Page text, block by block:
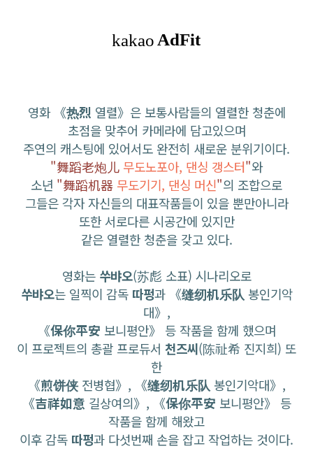
영화 《热烈 열렬》은 보통사람들의 열렬한 청춘에
초점을 맞추어 카메라에 담고있으며
주연의 캐스팅에 있어서도 완전히 새로운 분위기이다.
"舞蹈老炮儿 무도노포아, 댄싱 갱스터"와
소년 "舞蹈机器 무도기기, 댄싱 머신"의 조합으로
그들은 각자 자신들의 대표작품들이 있을 뿐만아니라
또한 서로다른 시공간에 있지만
같은 열렬한 청춘을 갖고 있다.
영화는 쑤뱌오(苏彪 소표) 시나리오로
쑤뱌오는 일찍이 감독 따펑과 《缝纫机乐队 봉인기악
대》,
《保你平安 보니평안》 등 작품을 함께 했으며
이 프로젝트의 총괄 프로듀서 천즈씨(陈祉希 진지희) 또
한
《煎饼侠전병협》, 《缝纫机乐队 봉인기악대》,
《吉祥如意 길상여의》, 《保你平安 보니평안》 등
작품을 함께 해왔고
이후 감독 따펑과 다섯번째 손을 잡고 작업하는 것이다.